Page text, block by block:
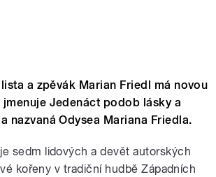
a zpěvák Marian Friedl má novou
jmenuje Jedenáct podob lásky a
nazvaná Odysea Mariana Friedla.
sedm lidových a devět autorských
kořeny v tradiční hudbě Západních